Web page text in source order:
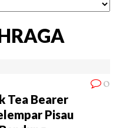
0
Tea Bearer
Pisau